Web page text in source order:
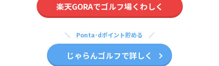
楽天GORAでゴルフ場くわしく
Ponta･dポイント貯める
じゃらんゴルフで詳しく